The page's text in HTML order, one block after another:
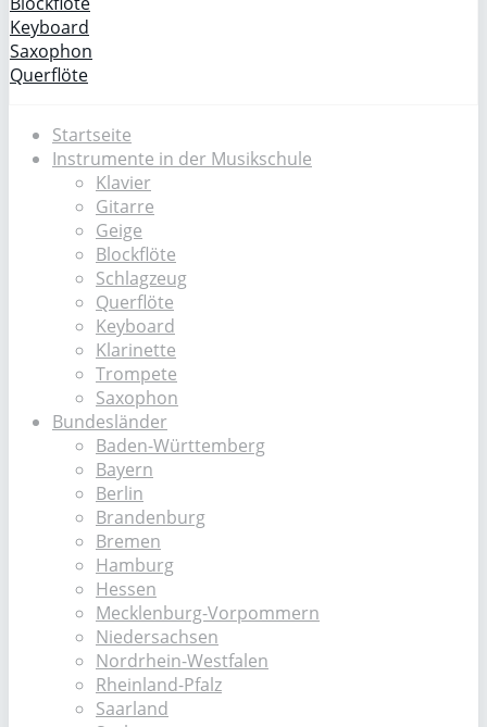
Keyboard
Saxophon
Querflöte
Startseite
Instrumente in der Musikschule
Klavier
Gitarre
Geige
Blockflöte
Schlagzeug
Querflöte
Keyboard
Klarinette
Trompete
Saxophon
Bundesländer
Baden-Württemberg
Bayern
Berlin
Brandenburg
Bremen
Hamburg
Hessen
Mecklenburg-Vorpommern
Niedersachsen
Nordrhein-Westfalen
Rheinland-Pfalz
Saarland